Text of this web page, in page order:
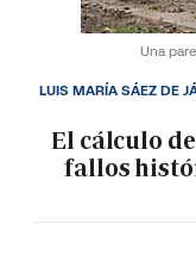
Una
El cálculo
fallos
LUIS MARÍA SÁEZ DE